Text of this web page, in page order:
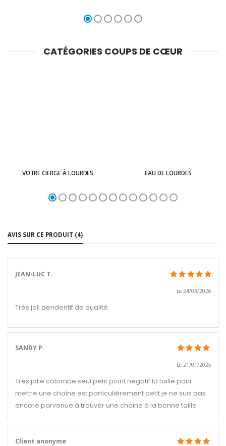
CATÉGORIES COUPS DE CŒUR
VOTRE CIERGE À LOURDES EAU DE LOURDES
AVIS SUR CE PRODUIT (4)
JEAN-LUC T.
Le 24/03/2026
Très joli pendentif de qualité.
SANDY P.
Le 21/01/2025
Très jolie colombe seul petit point négatif la taille pour
mettre une chaîne est particulièrement petit je ne suis pas
encore parvenue à trouver une chaîne à la bonne taille
Client anonyme